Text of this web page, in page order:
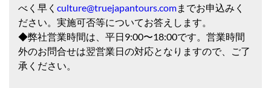
べく早く culture@truejapantours.comまでお申込みく
ださい。実施可否等についてお答えします。
◆弊社営業時間は、平日9:00〜18:00です。営業時間
外のお問合せは翌営業日の対応となりますので、ご了
承ください。